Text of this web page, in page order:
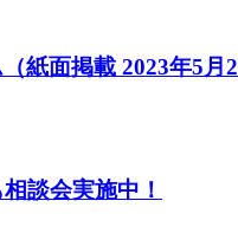
紙面掲載 2023年5月
談会実施中！